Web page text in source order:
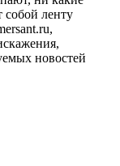
собой ленту
новостей